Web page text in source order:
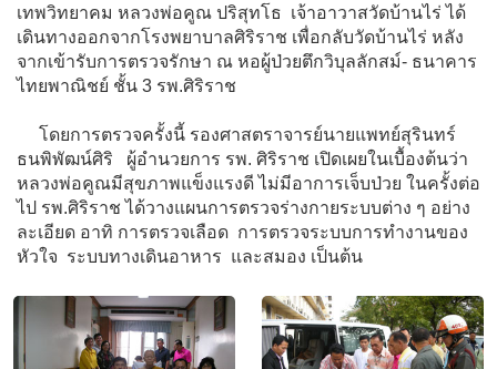
เทพวิทยาคม หลวงพ่อคูณ ปริสุทโธ เจ้าอาวาสวัดบ้านไร่ ได้
เดินทางออกจากโรงพยาบาลศิริราช เพื่อกลับวัดบ้านไร่ หลัง
จากเข้ารับการตรวจรักษา ณ หอผู้ป่วยตึกวิบุลลักสม์- ธนาคาร
ไทยพาณิชย์ ชั้น 3 รพ.ศิริราช
โดยการตรวจครั้งนี้ รองศาสตราจารย์นายแพทย์สุรินทร์
ธนพิพัฒน์ศิริ ผู้อำนวยการ รพ. ศิริราช เปิดเผยในเบื้องต้นว่า
หลวงพ่อคูณมีสุขภาพแข็งแรงดี ไม่มีอาการเจ็บป่วย ในครั้งต่อ
ไป รพ.ศิริราช ได้วางแผนการตรวจร่างกายระบบต่าง ๆ อย่าง
ละเอียด อาทิ การตรวจเลือด การตรวจระบบการทำงานของ
หัวใจ ระบบทางเดินอาหาร และสมอง เป็นต้น